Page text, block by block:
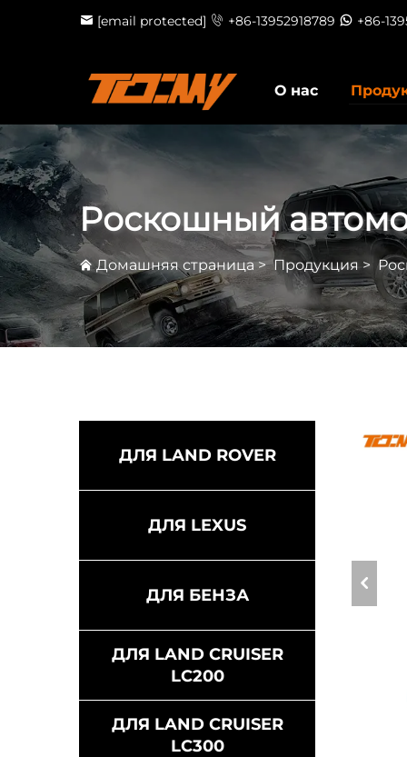
[email protected] +86-13952918789 +86-
О нас
Роскошный
Домашняя страница >Продукция>
ДЛЯ LAND ROVER
ДЛЯ LEXUS
ДЛЯ БЕНЗА
ДЛЯ LAND CRUISER
LC200
ДЛЯ LAND CRUISER
LC300